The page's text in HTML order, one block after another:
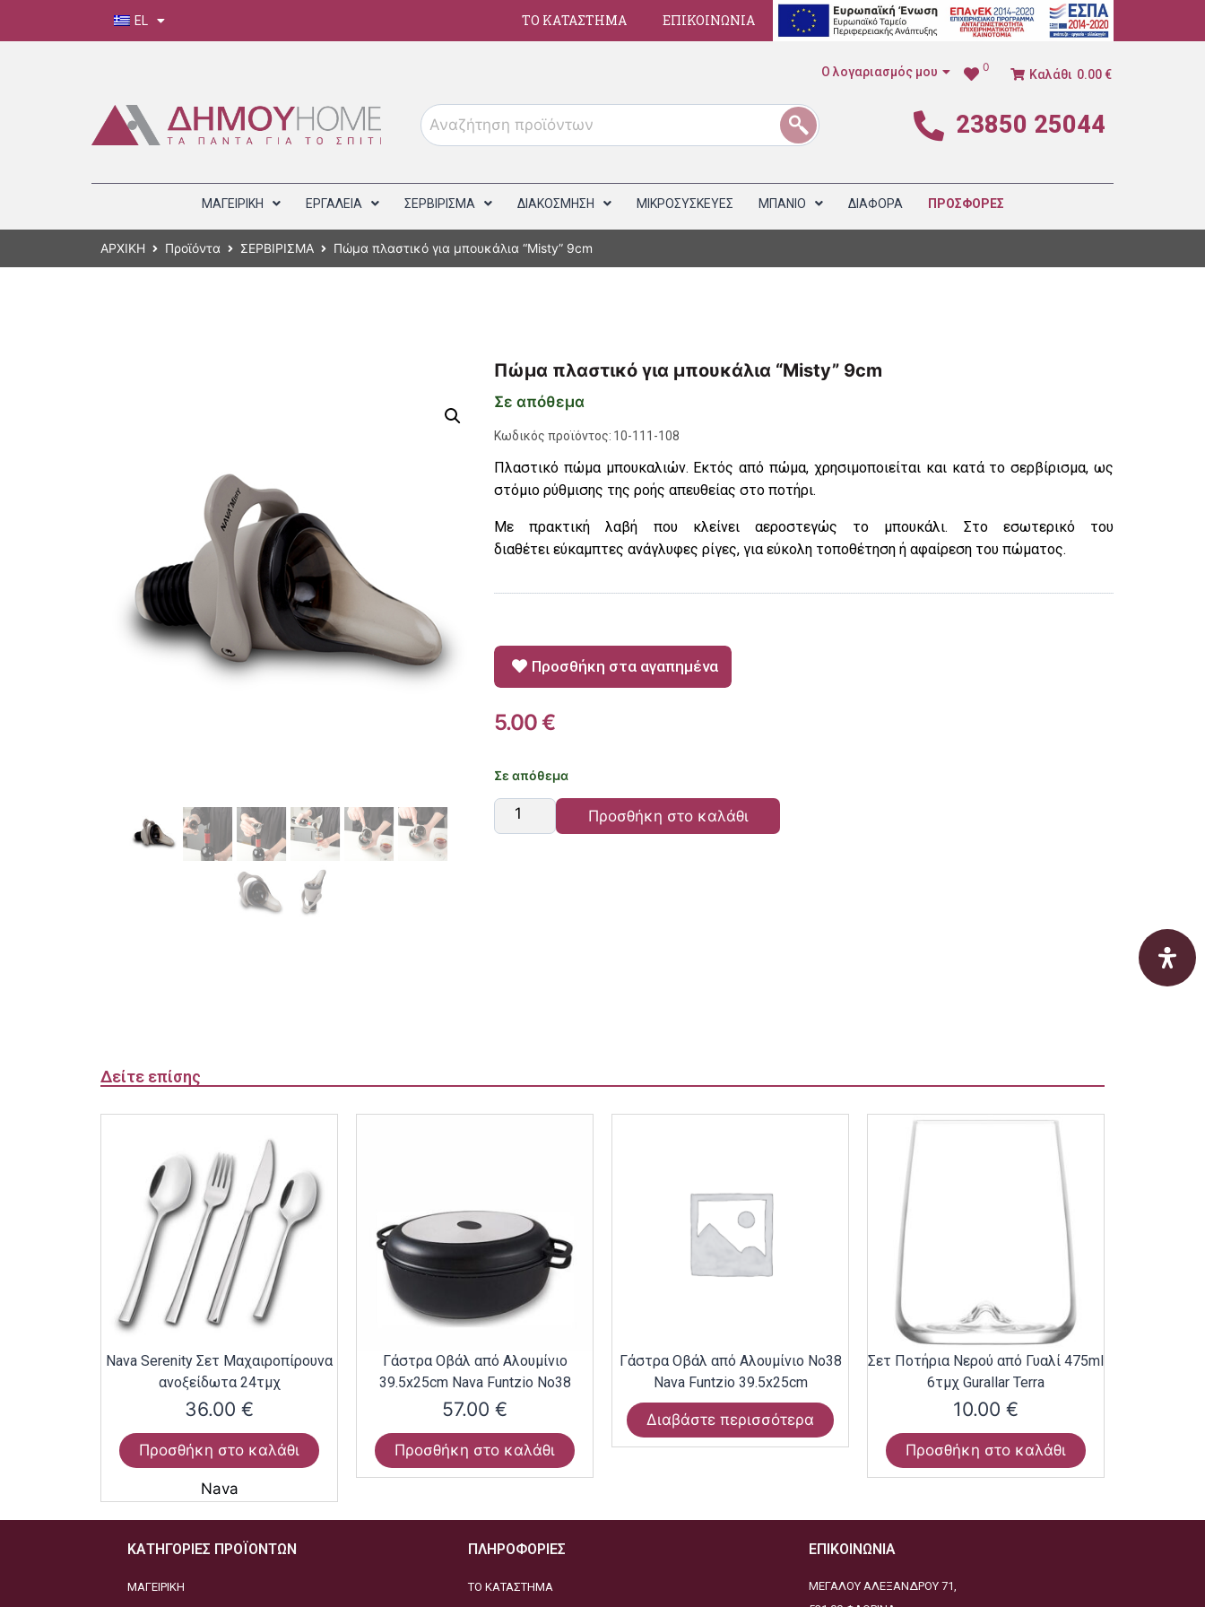
EL ΤΟ ΚΑΤΑΣΤΗΜΑ ΕΠΙΚΟΙΝΩΝΙΑ
Ο λογαριασμός μου 0
Καλάθι 0.00 €
23850 25044
ΜΑΓΕΙΡΙΚΗ ΕΡΓΑΛΕΙΑ ΣΕΡΒΙΡΙΣΜΑ ΔΙΑΚΟΣΜΗΣΗ ΜΙΚΡΟΣΥΣΚΕΥΕΣ ΜΠΑΝΙΟ ΔΙΑΦΟΡΑ ΠΡΟΣΦΟΡΕΣ
ΑΡΧΙΚΗ Προϊόντα ΣΕΡΒΙΡΙΣΜΑ Πώμα πλαστικό για μπουκάλια “Misty” 9cm
Πώμα πλαστικό για μπουκάλια “Misty” 9cm
Σε απόθεμα
Κωδικός προϊόντος: 10-111-108
Πλαστικό πώμα μπουκαλιών. Εκτός από πώμα, χρησιμοποιείται και κατά το σερβίρισμα, ως
στόμιο ρύθμισης της ροής απευθείας στο ποτήρι.
Με πρακτική λαβή που κλείνει αεροστεγώς το μπουκάλι. Στο εσωτερικό του
διαθέτει εύκαμπτες ανάγλυφες ρίγες,για εύκολη τοποθέτηση ή αφαίρεση του πώματος.
Προσθήκη στα αγαπημένα
5.00€
Σε απόθεμα
Προσθήκη στο καλάθι
Δείτε επίσης
Nava Serenity Σετ Μαχαιροπίρουνα
ανοξείδωτα 24τμχ
36.00 €
Προσθήκη στο καλάθι
Nava
Γάστρα Οβάλ από Αλουμίνιο
39.5x25cm Nava Funtzio Νο38
57.00 €
Προσθήκη στο καλάθι
Γάστρα Οβάλ από Αλουμίνιο Νο38
Nava Funtzio 39.5x25cm
Διαβάστε περισσότερα
Σετ Ποτήρια Νερού από Γυαλί 475ml
6τμχ Gurallar Terra
10.00 €
Προσθήκη στο καλάθι
ΚΑΤΗΓΟΡΙΕΣ ΠΡΟΪΟΝΤΩΝ
ΜΑΓΕΙΡΙΚΗ
ΠΛΗΡΟΦΟΡΙΕΣ
ΤΟ ΚΑΤΑΣΤΗΜΑ
ΕΠΙΚΟΙΝΩΝΙΑ
ΜΕΓΑΛΟΥ ΑΛΕΞΑΝΔΡΟΥ 71,